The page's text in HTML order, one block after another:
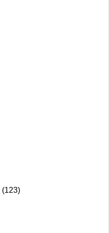
(123)